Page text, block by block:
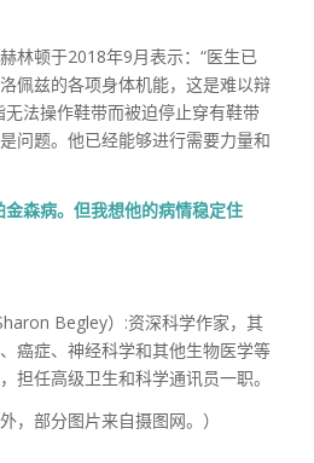
林顿于2018年9月表示：“医生已
佩兹的各项身体机能，这是难以辩
法操作鞋带而被迫停止穿有鞋带
问题。他已经能够进行需要力量和
森病。但我想他的病情稳定住
Begley）:资深科学作家，其
癌症、神经科学和其他生物医学等
担任高级卫生和科学通讯员一职。
，部分图片来自摄图网。）